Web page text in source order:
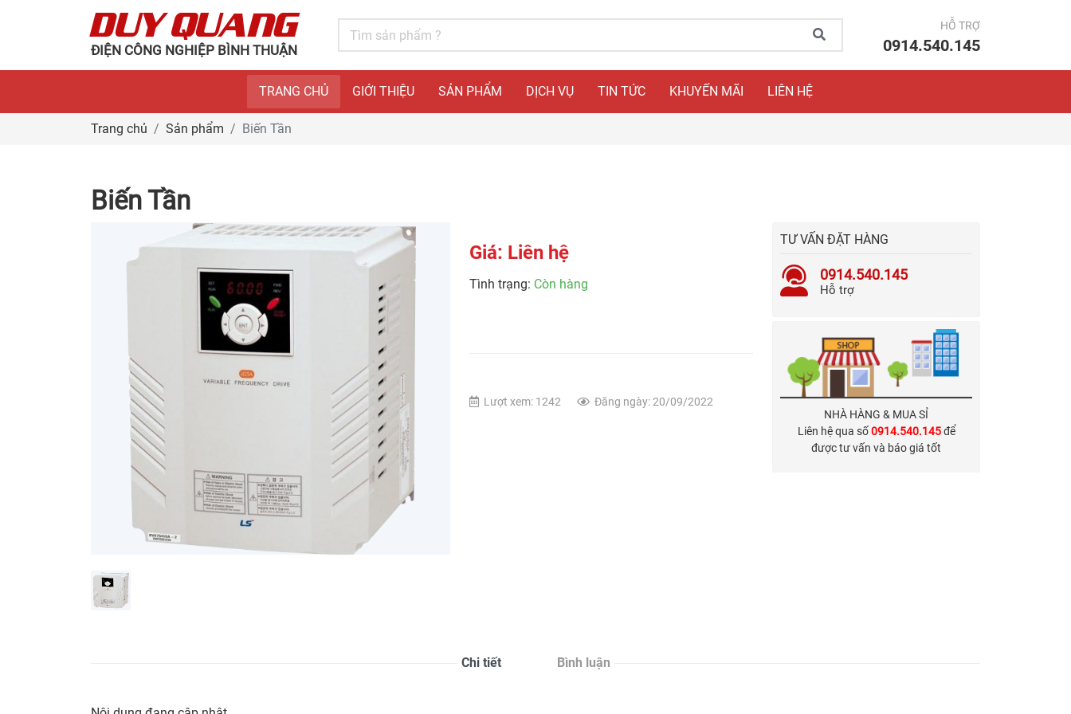
DUY QUANG
ĐIỆN CÔNG NGHIỆP BÌNH THUẬN
HỖ TRỢ
0914.540.145
TRANG CHỦ GIỚI THIỆU SẢN PHẨM DỊCH VỤ TIN TỨC KHUYẾN MÃI LIÊN HỆ
Trang chủ Sản phẩm Biến Tần
Biến Tần
TƯ VẤN ĐẶT HÀNG
0914.540.145
Hỗ trợ
NHÀ HÀNG & MUA SỈ
Liên hệ qua số0914.540.145để
được tư vấn và báo giá tốt
Giá: Liên hệ
Tình trạng: Còn hàng
Lượt xem: 1242 Đăng ngày: 20/09/2022
Chi tiết Bình luận